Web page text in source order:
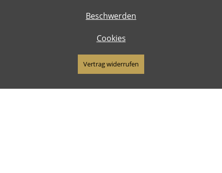
Beschwerden
Cookies
Vertrag widerrufen